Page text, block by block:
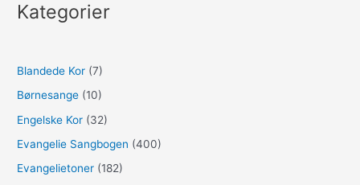
Kategorier
Blandede Kor (7)
Børnesange (10)
Engelske Kor (32)
Evangelie Sangbogen (400)
Evangelietoner (182)